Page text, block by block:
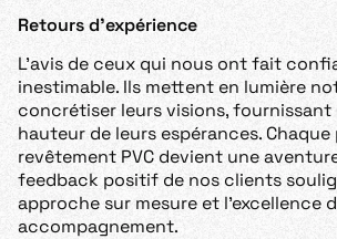
Retours d’expérience
L’avis de ceux qui nous ont fait
inestimable. Ils mettent en lumière
concrétiser leurs visions, fournissant
hauteur de leurs espérances.
revêtement PVC devient une
feedback positif de nos clients
approche sur mesure et l’excellence
accompagnement.